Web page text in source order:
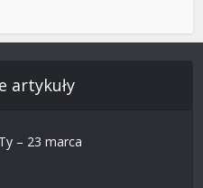
artykuły
– 23 marca